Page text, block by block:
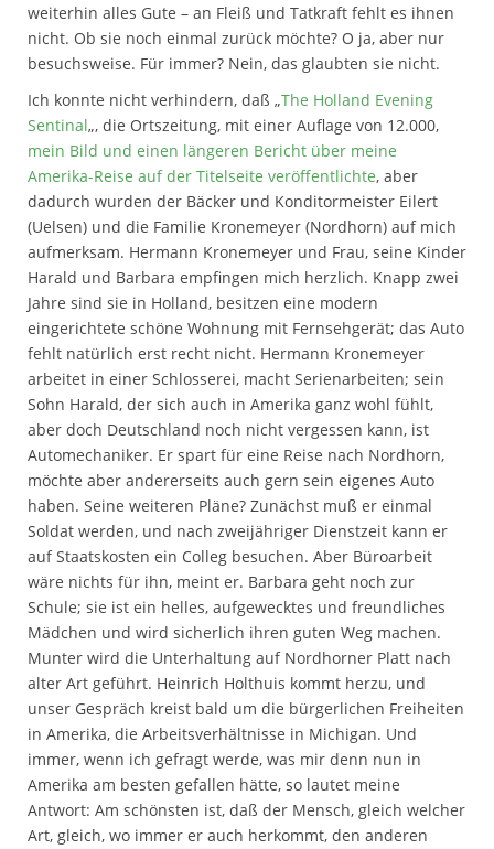
weiterhin alles Gute – an Fleiß und Tatkraft fehlt es ihnen
nicht. Ob sie noch einmal zurück möchte? O ja, aber nur
besuchsweise. Für immer? Nein, das glaubten sie nicht.
Ich konnte nicht verhindern, daß „The Holland Evening
Sentinal„, die Ortszeitung, mit einer Auflage von 12.000,
mein Bild und einen längeren Bericht über meine
Amerika-Reise auf der Titelseite veröffentlichte, aber
dadurch wurden der Bäcker und Konditormeister Eilert
(Uelsen) und die Familie Kronemeyer (Nordhorn) auf mich
aufmerksam. Hermann Kronemeyer und Frau, seine Kinder
Harald und Barbara empfingen mich herzlich. Knapp zwei
Jahre sind sie in Holland, besitzen eine modern
eingerichtete schöne Wohnung mit Fernsehgerät; das Auto
fehlt natürlich erst recht nicht. Hermann Kronemeyer
arbeitet in einer Schlosserei, macht Serienarbeiten; sein
Sohn Harald, der sich auch in Amerika ganz wohl fühlt,
aber doch Deutschland noch nicht vergessen kann, ist
Automechaniker. Er spart für eine Reise nach Nordhorn,
möchte aber andererseits auch gern sein eigenes Auto
haben. Seine weiteren Pläne? Zunächst muß er einmal
Soldat werden, und nach zweijähriger Dienstzeit kann er
auf Staatskosten ein Colleg besuchen. Aber Büroarbeit
wäre nichts für ihn, meint er. Barbara geht noch zur
Schule; sie ist ein helles, aufgewecktes und freundliches
Mädchen und wird sicherlich ihren guten Weg machen.
Munter wird die Unterhaltung auf Nordhorner Platt nach
alter Art geführt. Heinrich Holthuis kommt herzu, und
unser Gespräch kreist bald um die bürgerlichen Freiheiten
in Amerika, die Arbeitsverhältnisse in Michigan. Und
immer, wenn ich gefragt werde, was mir denn nun in
Amerika am besten gefallen hätte, so lautet meine
Antwort: Am schönsten ist, daß der Mensch, gleich welcher
Art, gleich, wo immer er auch herkommt, den anderen